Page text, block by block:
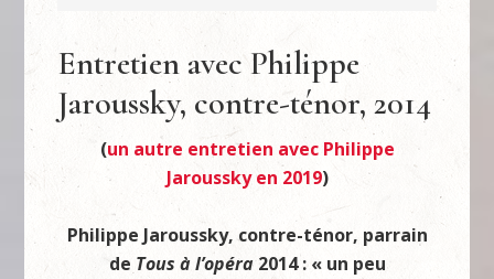
Entretien avec Philippe
Jaroussky, contre-ténor, 2014
(un autre entretien avec Philippe
Jaroussky en 2019)
Philippe Jaroussky, contre-ténor, parrain
de Tous à l’opéra2014 : « un peu